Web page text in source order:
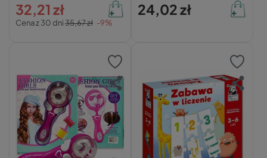
Cena z 30 dni35,67 zł -9%
32,21 zł 24,02 zł